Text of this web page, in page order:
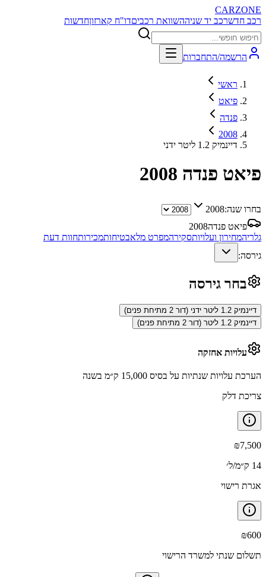
CARZONE
רכב חדשרכב יד שניההשוואת רכביםדו"ח קארזוןחדשות
הרשמה/התחברות
ראשי
פיאט
פנדה
2008
דיינמיק 1.2 ליטר ידני
פיאט פנדה 2008
בחרו שנה:2008
פיאט פנדה2008
גלריהמחירון ועלויותסקירהמפרט מלאבטיחותמכירותחוות דעת
גירסה:
בחר גירסה
דיינמיק 1.2 ליטר ידני (דור 2 מתיחת פנים)
דיינמיק 1.2 ליטר (דור 2 מתיחת פנים)
עלויות אחזקה
הערכת עלויות שנתיות על בסיס 15,000 ק״מ בשנה
צריכת דלק
₪7,500
14 ק״מ/ל׳
אגרת רישוי
₪600
תשלום שנתי למשרד הרישוי